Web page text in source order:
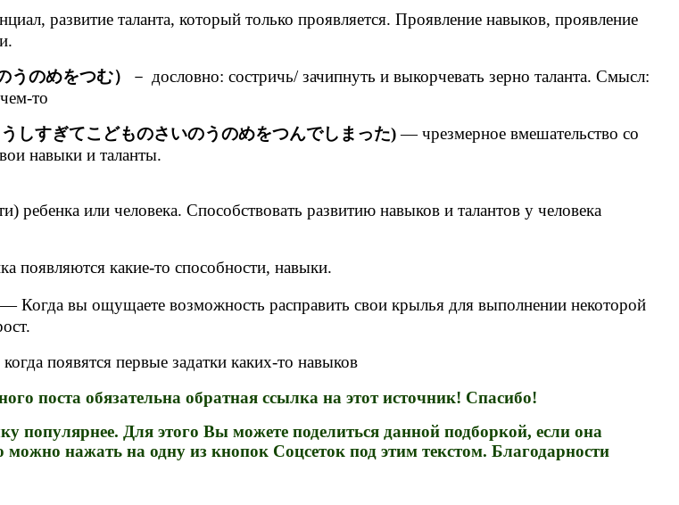
развитие таланта, который только проявляется. Проявление навыков, проявление
うのめをつむ）
－ дословно: состричь/ зачипнуть и выкорчевать зерно таланта. Смысл:
то
しすぎてこどものさいのうのめをつんでしまった)— чрезмерное вмешательство со
навыки и таланты.
ребенка или человека. Способствовать развитию навыков и талантов у человека
появляются какие-то способности, навыки.
Когда вы ощущаете возможность расправить свои крылья для выполнении некоторой
появятся первые задатки каких-то навыков
поста обязательна обратная ссылка на этот источник! Спасибо!
популярнее. Для этого Вы можете поделиться данной подборкой, если она
нажать на одну из кнопок Соцсеток под этим текстом. Благодарности